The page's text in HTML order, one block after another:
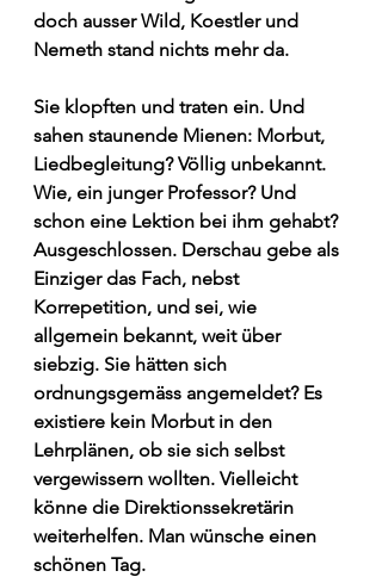
doch ausser Wild, Koestler und
Nemeth stand nichts mehr da.
Sie klopften und traten ein. Und
sahen staunende Mienen: Morbut,
Liedbegleitung? Völlig unbekannt.
Wie, ein junger Professor? Und
schon eine Lektion bei ihm gehabt?
Ausgeschlossen. Derschau gebe als
Einziger das Fach, nebst
Korrepetition, und sei, wie
allgemein bekannt, weit über
siebzig. Sie hätten sich
ordnungsgemäss angemeldet? Es
existiere kein Morbut in den
Lehrplänen, ob sie sich selbst
vergewissern wollten. Vielleicht
könne die Direktionssekretärin
weiterhelfen. Man wünsche einen
schönen Tag.